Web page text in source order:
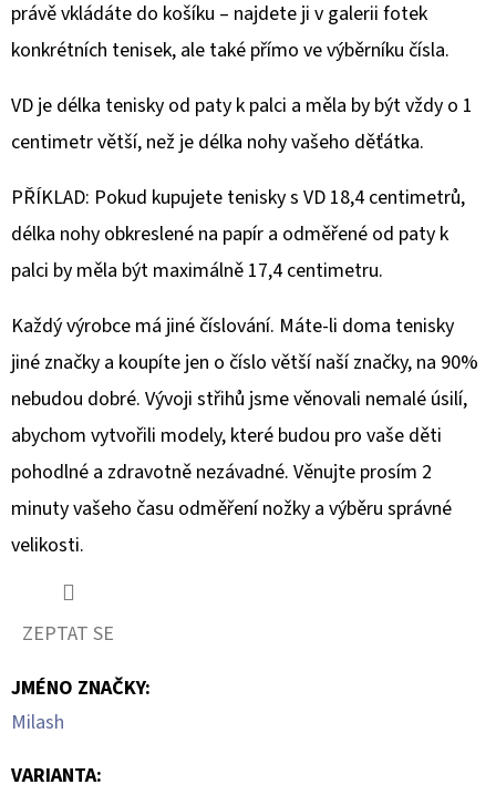
právě vkládáte do košíku – najdete ji v galerii fotek
konkrétních tenisek, ale také přímo ve výběrníku čísla.
VD je délka tenisky od paty k palci a měla by být vždy o 1
centimetr větší, než je délka nohy vašeho děťátka.
PŘÍKLAD: Pokud kupujete tenisky s VD 18,4 centimetrů,
délka nohy obkreslené na papír a odměřené od paty k
palci by měla být maximálně 17,4 centimetru.
Každý výrobce má jiné číslování. Máte-li doma tenisky
jiné značky a koupíte jen o číslo větší naší značky, na 90%
nebudou dobré. Vývoji střihů jsme věnovali nemalé úsilí,
abychom vytvořili modely, které budou pro vaše děti
pohodlné a zdravotně nezávadné. Věnujte prosím 2
minuty vašeho času odměření nožky a výběru správné
velikosti.
ZEPTAT SE
JMÉNO ZNAČKY:
Milash
VARIANTA: